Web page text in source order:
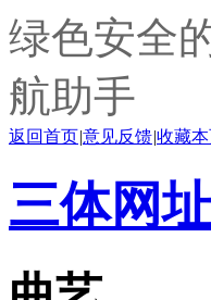
绿色安全
航助手
返回首页|意见反馈|收藏
三体网